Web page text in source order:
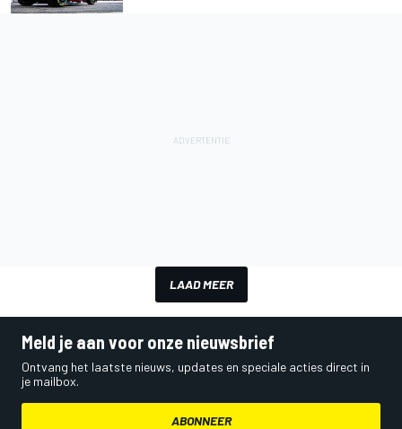
LAAD MEER
Meld je aan voor onze nieuwsbrief
Ontvang het laatste nieuws, updates en speciale acties direct in
je mailbox.
ABONNEER